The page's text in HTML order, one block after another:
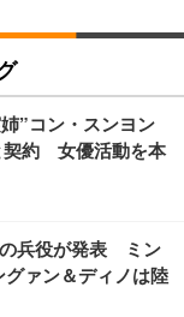
”コン・スンヨン
契約 女優活動を本
の兵役が発表 ミン
グァン＆ディノは陸